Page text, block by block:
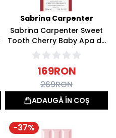
Sabrina Carpenter
Sabrina Carpenter Sweet
Tooth Cherry Baby Apa de
parfum 75ml
169RON
269RON
ADAUGĂ ÎN COȘ
-37%